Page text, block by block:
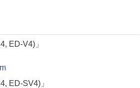
ED-V4)」
ED-SV4)」